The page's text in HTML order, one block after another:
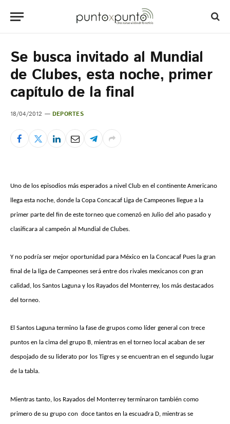
Se busca invitado al Mundial
de Clubes, esta noche, primer
capítulo de la final
18/04/2012 DEPORTES
Uno de los episodios más esperados a nivel Club en el continente Americano
llega esta noche, donde la Copa Concacaf Liga de Campeones llegue a la
primer parte del fin de este torneo que comenzó en Julio del año pasado y
clasificara al campeón al Mundial de Clubes.
Y no podría ser mejor oportunidad para México en la Concacaf Pues la gran
final de la liga de Campeones será entre dos rivales mexicanos con gran
calidad, los Santos Laguna y los Rayados del Monterrey, los más destacados
del torneo.
El Santos Laguna termino la fase de grupos como líder general con trece
puntos en la cima del grupo B, mientras en el torneo local acaban de ser
despojado de su liderato por los Tigres y se encuentran en el segundo lugar
de la tabla.
Mientras tanto, los Rayados del Monterrey terminaron también como
primero de su grupo con doce tantos en la escuadra D, mientras se